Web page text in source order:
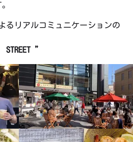
るリアルコミュニケーションの
STREET ”